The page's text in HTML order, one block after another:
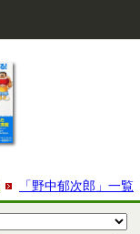
「野中郁次郎」一覧